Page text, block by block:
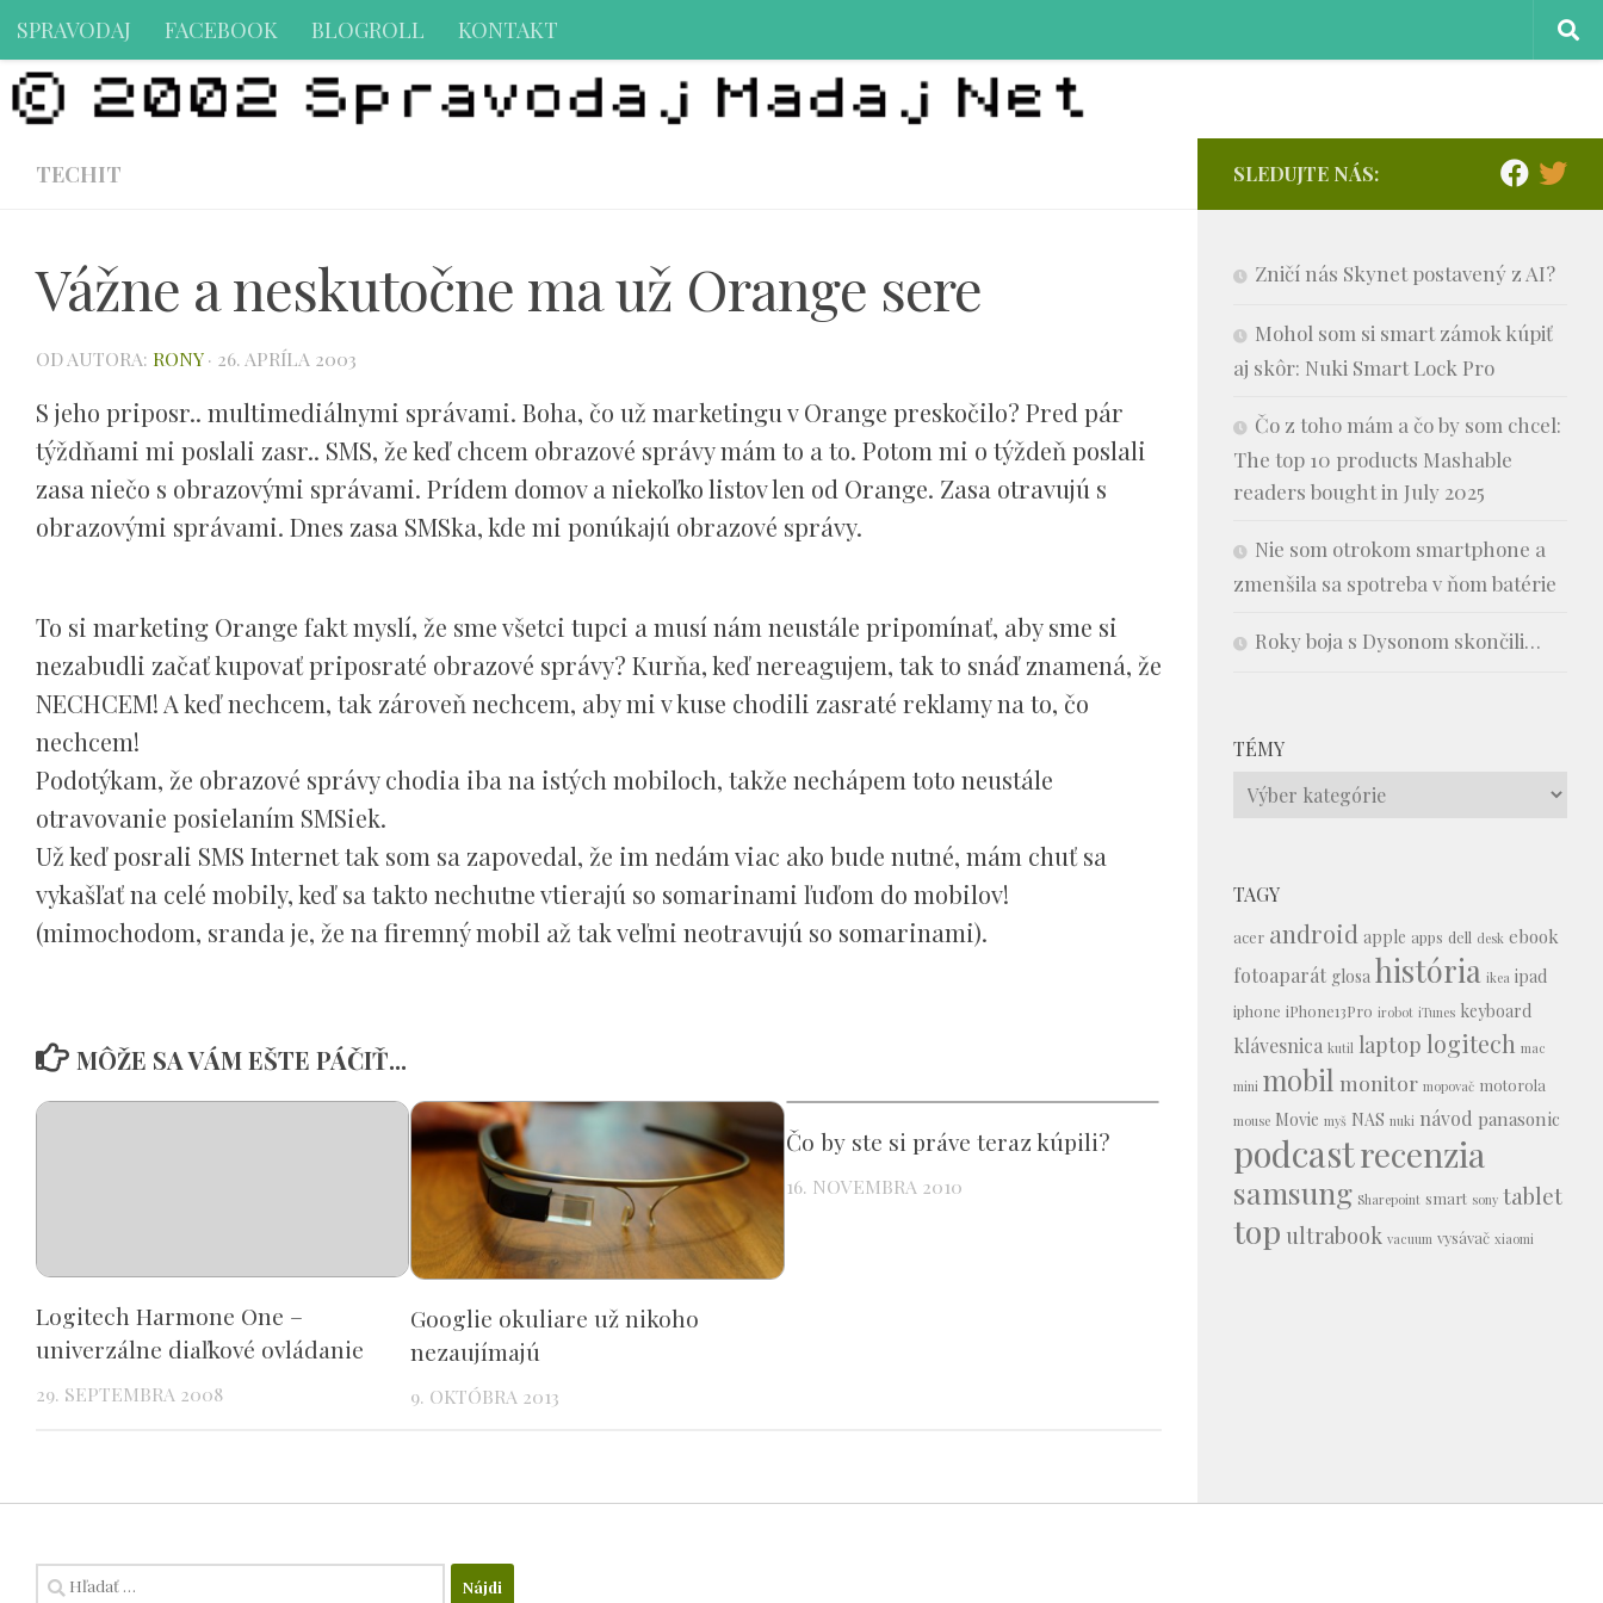
Preskočiť na obsah
SPRAVODAJ FACEBOOK BLOGROLL KONTAKT
TECHIT
Vážne a neskutočne ma už Orange sere
OD AUTORA: RONY · 26. APRÍLA 2003
S jeho priposr.. multimediálnymi správami. Boha, čo už marketingu v Orange preskočilo? Pred pár
týždňami mi poslali zasr.. SMS, že keď chcem obrazové správy mám to a to. Potom mi o týždeň poslali
zasa niečo s obrazovými správami. Prídem domov a niekoľko listov len od Orange. Zasa otravujú s
obrazovými správami. Dnes zasa SMSka, kde mi ponúkajú obrazové správy.
To si marketing Orange fakt myslí, že sme všetci tupci a musí nám neustále pripomínať, aby sme si
nezabudli začať kupovať priposraté obrazové správy? Kurňa, keď nereagujem, tak to snáď znamená, že
NECHCEM! A keď nechcem, tak zároveň nechcem, aby mi v kuse chodili zasraté reklamy na to, čo
nechcem!
Podotýkam, že obrazové správy chodia iba na istých mobiloch, takže nechápem toto neustále
otravovanie posielaním SMSiek.
Už keď posrali SMS Internet tak som sa zapovedal, že im nedám viac ako bude nutné, mám chuť sa
vykašľať na celé mobily, keď sa takto nechutne vtierajú so somarinami ľuďom do mobilov!
(mimochodom, sranda je, že na firemný mobil až tak veľmi neotravujú so somarinami).
MÔŽE SA VÁM EŠTE PÁČIŤ...
Logitech Harmone One –
univerzálne diaľkové ovládanie
29. SEPTEMBRA 2008
Googlie okuliare už nikoho
nezaujímajú
9. OKTÓBRA 2013
Čo by ste si práve teraz kúpili?
16. NOVEMBRA 2010
SLEDUJTE NÁS:
Zničí nás Skynet postavený z AI?
Mohol som si smart zámok kúpiť
aj skôr: Nuki Smart Lock Pro
Čo z toho mám a čo by som chcel:
The top 10 products Mashable
readers bought in July 2025
Nie som otrokom smartphone a
zmenšila sa spotreba v ňom batérie
Roky boja s Dysonom skončili…
TÉMY
Témy
TAGY
acer android apple apps dell desk ebook
fotoaparát glosa história ikea ipad
iphone iPhone13Pro irobot iTunes keyboard
klávesnica kutil laptop logitech mac
mini mobil monitor mopovač motorola
mouse Movie myš NAS nuki návod panasonic
podcastrecenzia
samsung Sharepoint smart sony tablet
top ultrabook vacuum vysávač xiaomi
Hľadať: